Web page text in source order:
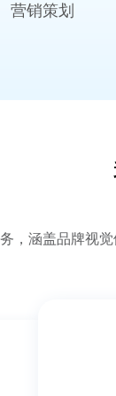
营销策划
，涵盖品牌视